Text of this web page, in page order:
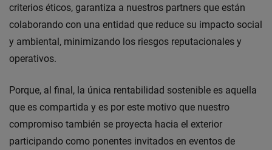
criterios éticos, garantiza a nuestros partners que están
colaborando con una entidad que reduce su impacto social
y ambiental, minimizando los riesgos reputacionales y
operativos.
Porque, al final, la única rentabilidad sostenible es aquella
que es compartida y es por este motivo que nuestro
compromiso también se proyecta hacia el exterior
participando como ponentes invitados en eventos de